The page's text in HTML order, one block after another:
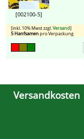
[002100-5]
[inkl. 10% Mwst zzgl.Versand]
5 Hanfsamenpro Verpackung
Versandkosten